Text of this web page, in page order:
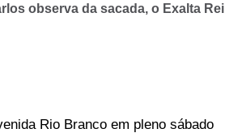
observa da sacada, o Exalta Rei
Rio Branco em pleno sábado